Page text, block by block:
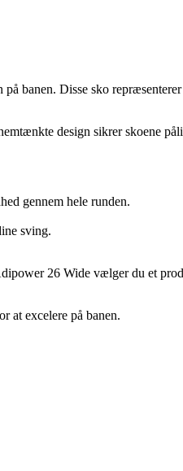
banen. Disse sko
design sikrer skoene
gennem hele runden.
sving.
26 Wide vælger du et
at excelere på banen.